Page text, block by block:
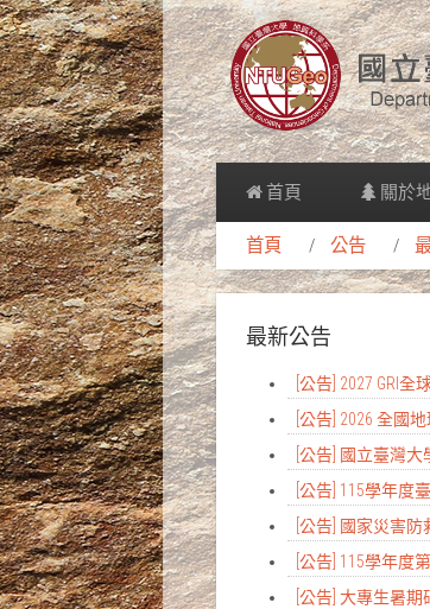
首頁 關於
首頁 公告
最新公告
[公告] 2027 GRI
[公告] 2026 全國
[公告] 國立臺灣
[公告] 115學年度
[公告] 國家災害
[公告] 115學年度
[公告] 大專生暑期